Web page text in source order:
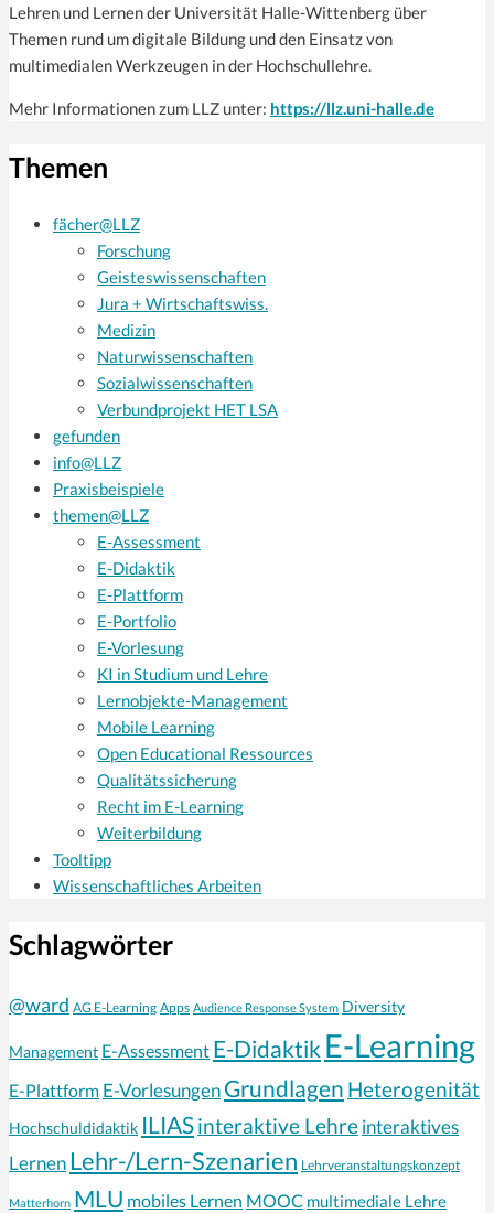
Lehren und Lernen der Universität Halle-Wittenberg über
Themen rund um digitale Bildung und den Einsatz von
multimedialen Werkzeugen in der Hochschullehre.
Mehr Informationen zum LLZ unter: https://llz.uni-halle.de
Themen
fächer@LLZ
Forschung
Geisteswissenschaften
Jura + Wirtschaftswiss.
Medizin
Naturwissenschaften
Sozialwissenschaften
Verbundprojekt HET LSA
gefunden
info@LLZ
Praxisbeispiele
themen@LLZ
E-Assessment
E-Didaktik
E-Plattform
E-Portfolio
E-Vorlesung
KI in Studium und Lehre
Lernobjekte-Management
Mobile Learning
Open Educational Ressources
Qualitätssicherung
Recht im E-Learning
Weiterbildung
Tooltipp
Wissenschaftliches Arbeiten
Schlagwörter
@ward AG E-Learning Apps Audience Response System Diversity
Management E-Assessment E-Didaktik E-Learning
E-Plattform E-Vorlesungen Grundlagen Heterogenität
Hochschuldidaktik ILIASinteraktive Lehreinteraktives
LernenLehr-/Lern-Szenarien Lehrveranstaltungskonzept
Matterhorn MLU mobiles Lernen MOOC multimediale Lehre